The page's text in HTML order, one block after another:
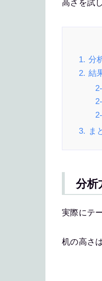
高さを試
1. 分
2. 結
3. ま
分析
実際にテ
机の高さ